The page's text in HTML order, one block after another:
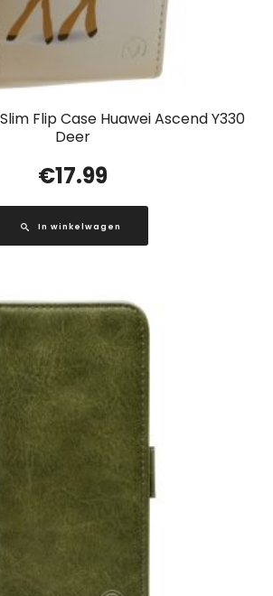
Flip Case Huawei Ascend Y330
Deer
€17.99
In winkelwagen